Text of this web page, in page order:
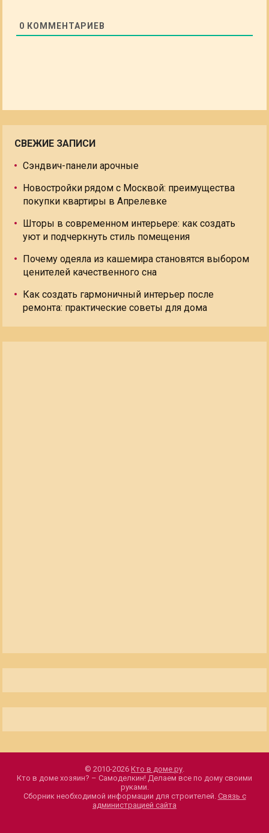
0 КОММЕНТАРИЕВ
СВЕЖИЕ ЗАПИСИ
Сэндвич-панели арочные
Новостройки рядом с Москвой: преимущества
покупки квартиры в Апрелевке
Шторы в современном интерьере: как создать
уют и подчеркнуть стиль помещения
Почему одеяла из кашемира становятся выбором
ценителей качественного сна
Как создать гармоничный интерьер после
ремонта: практические советы для дома
© 2010-2026 Кто в доме.ру.
Кто в доме хозяин? – Самоделкин! Делаем все по дому своими
руками.
Сборник необходимой информации для строителей. Связь с
администрацией сайта